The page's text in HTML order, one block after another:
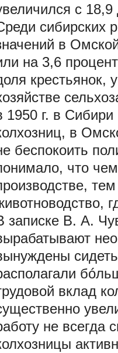
с
сибирских
в
на 3,6
крестьянок,
1950 г. в
в
беспокоить
что
записке В. А.
вклад
не всегда